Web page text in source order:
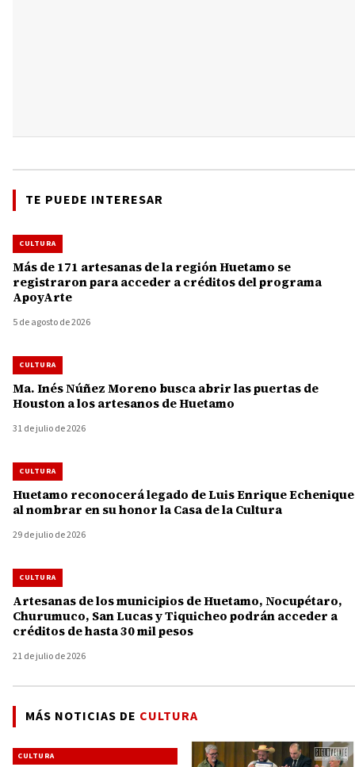
TE PUEDE INTERESAR
CULTURA
Más de 171 artesanas de la región Huetamo se
registraron para acceder a créditos del programa
ApoyArte
5 de agosto de 2026
CULTURA
Ma. Inés Núñez Moreno busca abrir las puertas de
Houston a los artesanos de Huetamo
31 de julio de 2026
CULTURA
Huetamo reconocerá legado de Luis Enrique Echenique
al nombrar en su honor la Casa de la Cultura
29 de julio de 2026
CULTURA
Artesanas de los municipios de Huetamo, Nocupétaro,
Churumuco, San Lucas y Tiquicheo podrán acceder a
créditos de hasta 30 mil pesos
21 de julio de 2026
MÁS NOTICIAS DE CULTURA
CULTURA